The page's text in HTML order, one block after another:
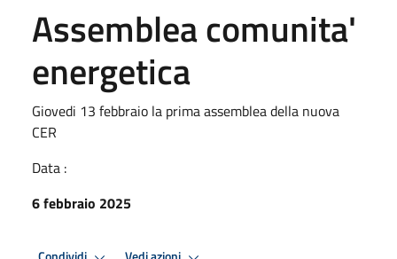
Assemblea comunita'
energetica
Giovedi 13 febbraio la prima assemblea della nuova
CER
Data :
6 febbraio 2025